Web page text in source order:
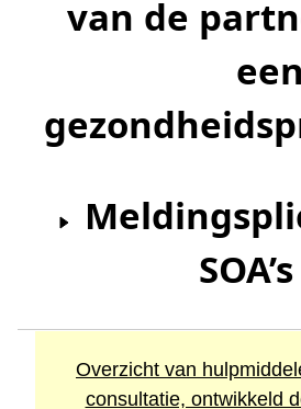
van de
een
SOA’s
Overzicht van
consultatie, ontwikkeld